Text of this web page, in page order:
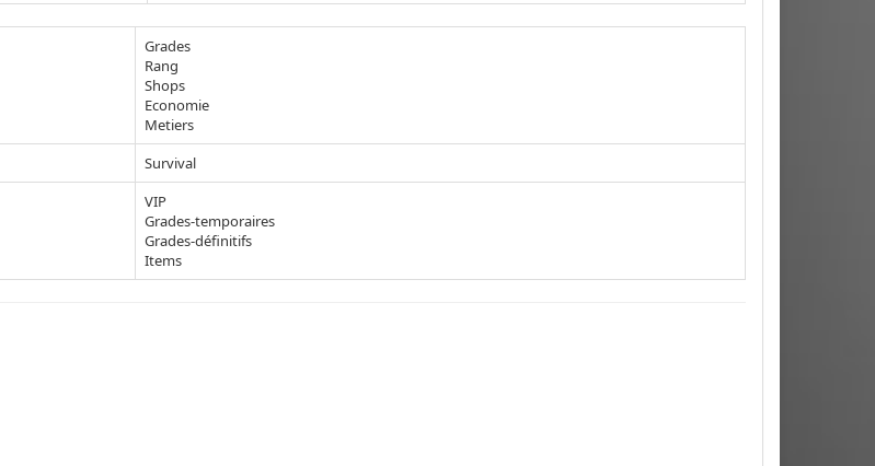
Grades
Rang
Shops
Economie
Metiers
Survival
VIP
Grades-temporaires
Grades-définitifs
Items